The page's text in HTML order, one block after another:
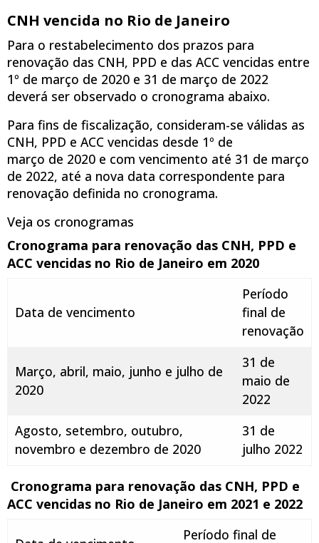
CNH vencida no Rio de Janeiro
Para o restabelecimento dos prazos para
renovação das CNH, PPD e das ACC vencidas entre
1º de março de 2020 e 31 de março de 2022
deverá ser observado o cronograma abaixo.
Para fins de fiscalização, consideram-se válidas as
CNH, PPD e ACC vencidas desde 1º de
março de 2020 e com vencimento até 31 de março
de 2022, até a nova data correspondente para
renovação definida no cronograma.
Veja os cronogramas
Cronograma para renovação das CNH, PPD e
ACC vencidas no Rio de Janeiro em 2020
Data de vencimento
Período
final de
renovação
Março, abril, maio, junho e julho de
2020
31 de
maio de
2022
Agosto, setembro, outubro,
novembro e dezembro de 2020
31 de
julho 2022
Cronograma para renovação das CNH, PPD e
ACC vencidas no Rio de Janeiro em 2021 e 2022
Período final de